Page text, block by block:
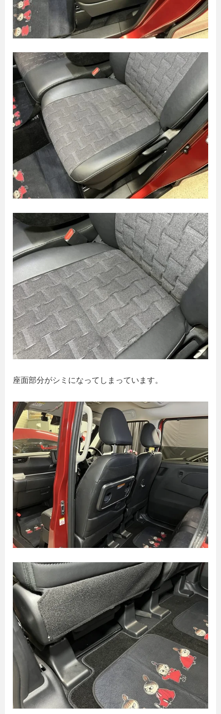
座面部分がシミになってしまっています。